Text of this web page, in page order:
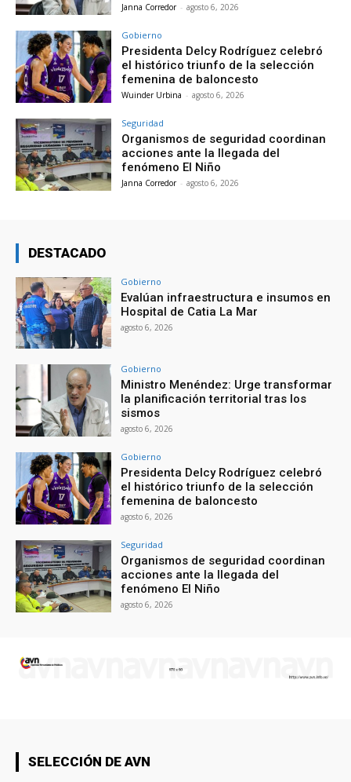
Janna Corredor - agosto 6, 2026
Gobierno
Presidenta Delcy Rodríguez celebró
el histórico triunfo de la selección
femenina de baloncesto
Wuinder Urbina - agosto 6, 2026
Seguridad
Organismos de seguridad coordinan
acciones ante la llegada del
fenómeno El Niño
Janna Corredor - agosto 6, 2026
DESTACADO
Gobierno
Evalúan infraestructura e insumos en
Hospital de Catia La Mar
agosto 6, 2026
Gobierno
Ministro Menéndez: Urge transformar
la planificación territorial tras los
sismos
agosto 6, 2026
Gobierno
Presidenta Delcy Rodríguez celebró
el histórico triunfo de la selección
femenina de baloncesto
agosto 6, 2026
Seguridad
Organismos de seguridad coordinan
acciones ante la llegada del
fenómeno El Niño
agosto 6, 2026
SELECCIÓN DE AVN